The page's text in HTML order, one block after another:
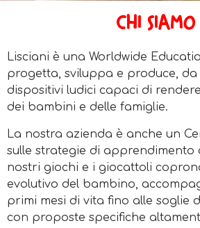
CHI SIAMO
Lisciani è una Worldwide
progetta, sviluppa e produce, da
dispositivi ludici capaci di
dei bambini e delle famiglie.
La nostra azienda è anche un
sulle strategie di apprendimento
nostri giochi e i giocattoli
evolutivo del bambino,
primi mesi di vita fino alle soglie
con proposte specifiche